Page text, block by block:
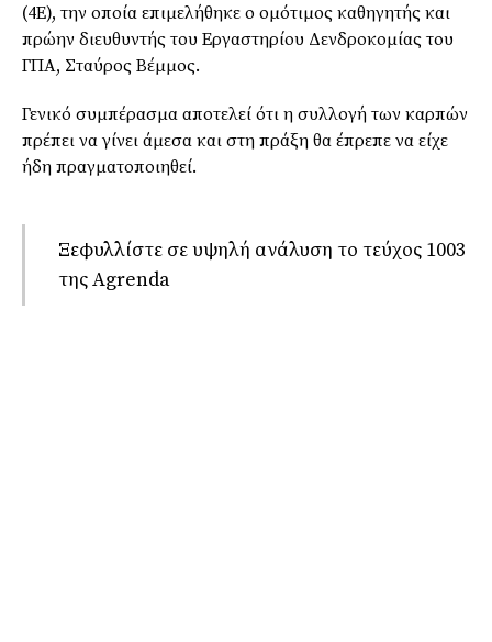
(4Ε), την οποία επιμελήθηκε ο ομότιμος καθηγητής και
πρώην διευθυντής του Εργαστηρίου Δενδροκομίας του
ΓΠΑ, Σταύρος Βέμμος.
Γενικό συμπέρασμα αποτελεί ότι η συλλογή των καρπών
πρέπει να γίνει άμεσα και στη πράξη θα έπρεπε να είχε
ήδη πραγματοποιηθεί.
Ξεφυλλίστε σε υψηλή ανάλυση το τεύχος 1003
της Agrenda